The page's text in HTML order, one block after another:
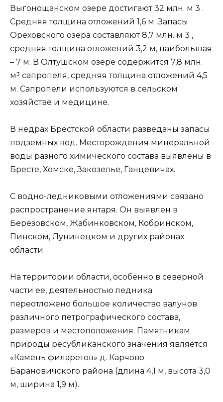
Выгонощанском озере достигают 32 млн. м 3 .
Средняя толщина отложений 1,6 м. Запасы
Ореховского озера составляют 8,7 млн. м 3 ,
средняя толщина отложений 3,2 м, наибольшая
– 7 м. В Олтушском озере содержится 7,8 млн.
м³ сапропеля, средняя толщина отложений 4,5
м. Сапропели используются в сельском
хозяйстве и медицине.
В недрах Брестской области разведаны запасы
подземных вод. Месторождения минеральной
воды разного химического состава выявлены в
Бресте, Хомске, Закозелье, Ганцевичах.
С водно-ледниковыми отложениями связано
распространение янтаря. Он выявлен в
Березовском, Жабинковском, Кобринском,
Пинском, Лунинецком и других районах
области.
На территории области, особенно в северной
части ее, деятельностью ледника
переотложено большое количество валунов
различного петрографического состава,
размеров и местоположения. Памятникам
природы ресубликанского значения является
«Камень филаретов» д. Карчово
Барановичского района (длина 4,1 м, высота 3,0
м, ширина 1,9 м).